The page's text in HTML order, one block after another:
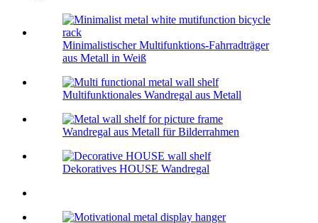
Minimalistischer Multifunktions-Fahrradträger
aus Metall in Weiß
Multifunktionales Wandregal aus Metall
Wandregal aus Metall für Bilderrahmen
Dekoratives HOUSE Wandregal